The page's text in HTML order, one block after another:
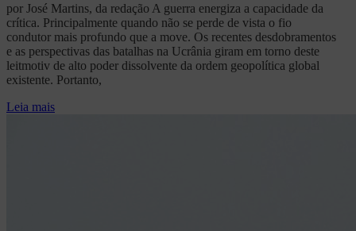
por José Martins, da redação A guerra energiza a capacidade da
crítica. Principalmente quando não se perde de vista o fio
condutor mais profundo que a move. Os recentes desdobramentos
e as perspectivas das batalhas na Ucrânia giram em torno deste
leitmotiv de alto poder dissolvente da ordem geopolítica global
existente. Portanto,
Leia mais